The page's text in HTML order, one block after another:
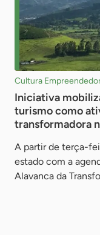
Cultura
Iniciativa
turismo como
transformadora
A partir de terça-
estado com a
Alavanca da